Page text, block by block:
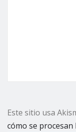
Este sitio usa
cómo se